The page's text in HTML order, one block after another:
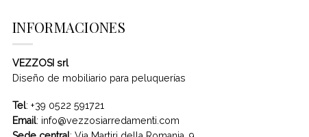
INFORMACIONES
VEZZOSI srl
Diseño de mobiliario para peluquerías
Tel: +39 0522 591721
Email: info@vezzosiarredamenti.com